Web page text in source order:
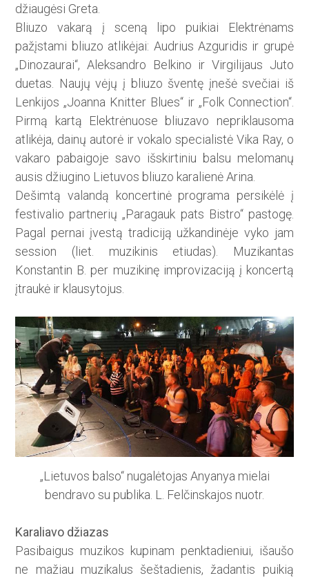
džiaugėsi Greta.
Bliuzo vakarą į sceną lipo puikiai Elektrėnams
pažįstami bliuzo atlikėjai: Audrius Azguridis ir grupė
„Dinozaurai“, Aleksandro Belkino ir Virgilijaus Juto
duetas. Naujų vėjų į bliuzo šventę įnešė svečiai iš
Lenkijos „Joanna Knitter Blues“ ir „Folk Connection“.
Pirmą kartą Elektrėnuose bliuzavo nepriklausoma
atlikėja, dainų autorė ir vokalo specialistė Vika Ray, o
vakaro pabaigoje savo išskirtiniu balsu melomanų
ausis džiugino Lietuvos bliuzo karalienė Arina.
Dešimtą valandą koncertinė programa persikėlė į
festivalio partnerių „Paragauk pats Bistro“ pastogę.
Pagal pernai įvestą tradiciją užkandinėje vyko jam
session (liet. muzikinis etiudas). Muzikantas
Konstantin B. per muzikinę improvizaciją į koncertą
įtraukė ir klausytojus.
„Lietuvos balso“ nugalėtojas Anyanya mielai
bendravo su publika. L. Felčinskajos nuotr.
Karaliavo džiazas
Pasibaigus muzikos kupinam penktadieniui, išaušo
ne mažiau muzikalus šeštadienis, žadantis puikią